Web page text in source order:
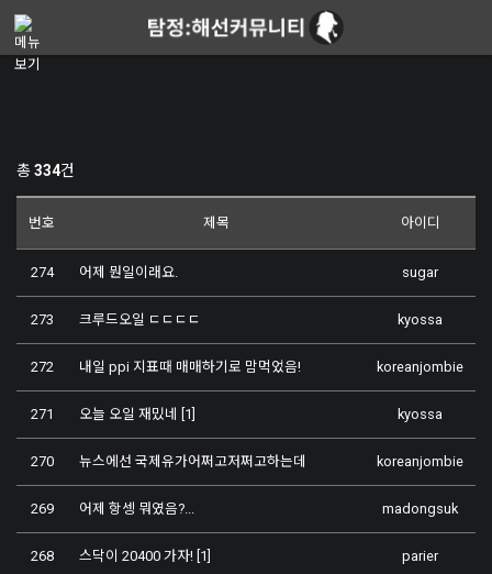
메뉴 건너뛰기
총334건
번호 제목 아이디
274 어제 뭔일이래요. sugar
273 크루드오일 ㄷㄷㄷㄷ kyossa
272 내일 ppi 지표때 매매하기로 맘먹었음! koreanjombie
271 오늘 오일 재밌네 [1] kyossa
270 뉴스에선 국제유가어쩌고저쩌고하는데 koreanjombie
269 어제 항셍 뭐였음?... madongsuk
268 스닥이 20400 가자! [1] parier